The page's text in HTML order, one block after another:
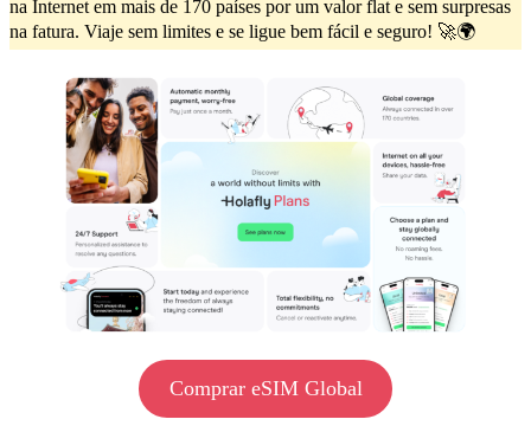
na Internet em mais de 170 países por um valor flat e sem surpresas
na fatura. Viaje sem limites e se ligue bem fácil e seguro! 🚀🌍
Comprar eSIM Global